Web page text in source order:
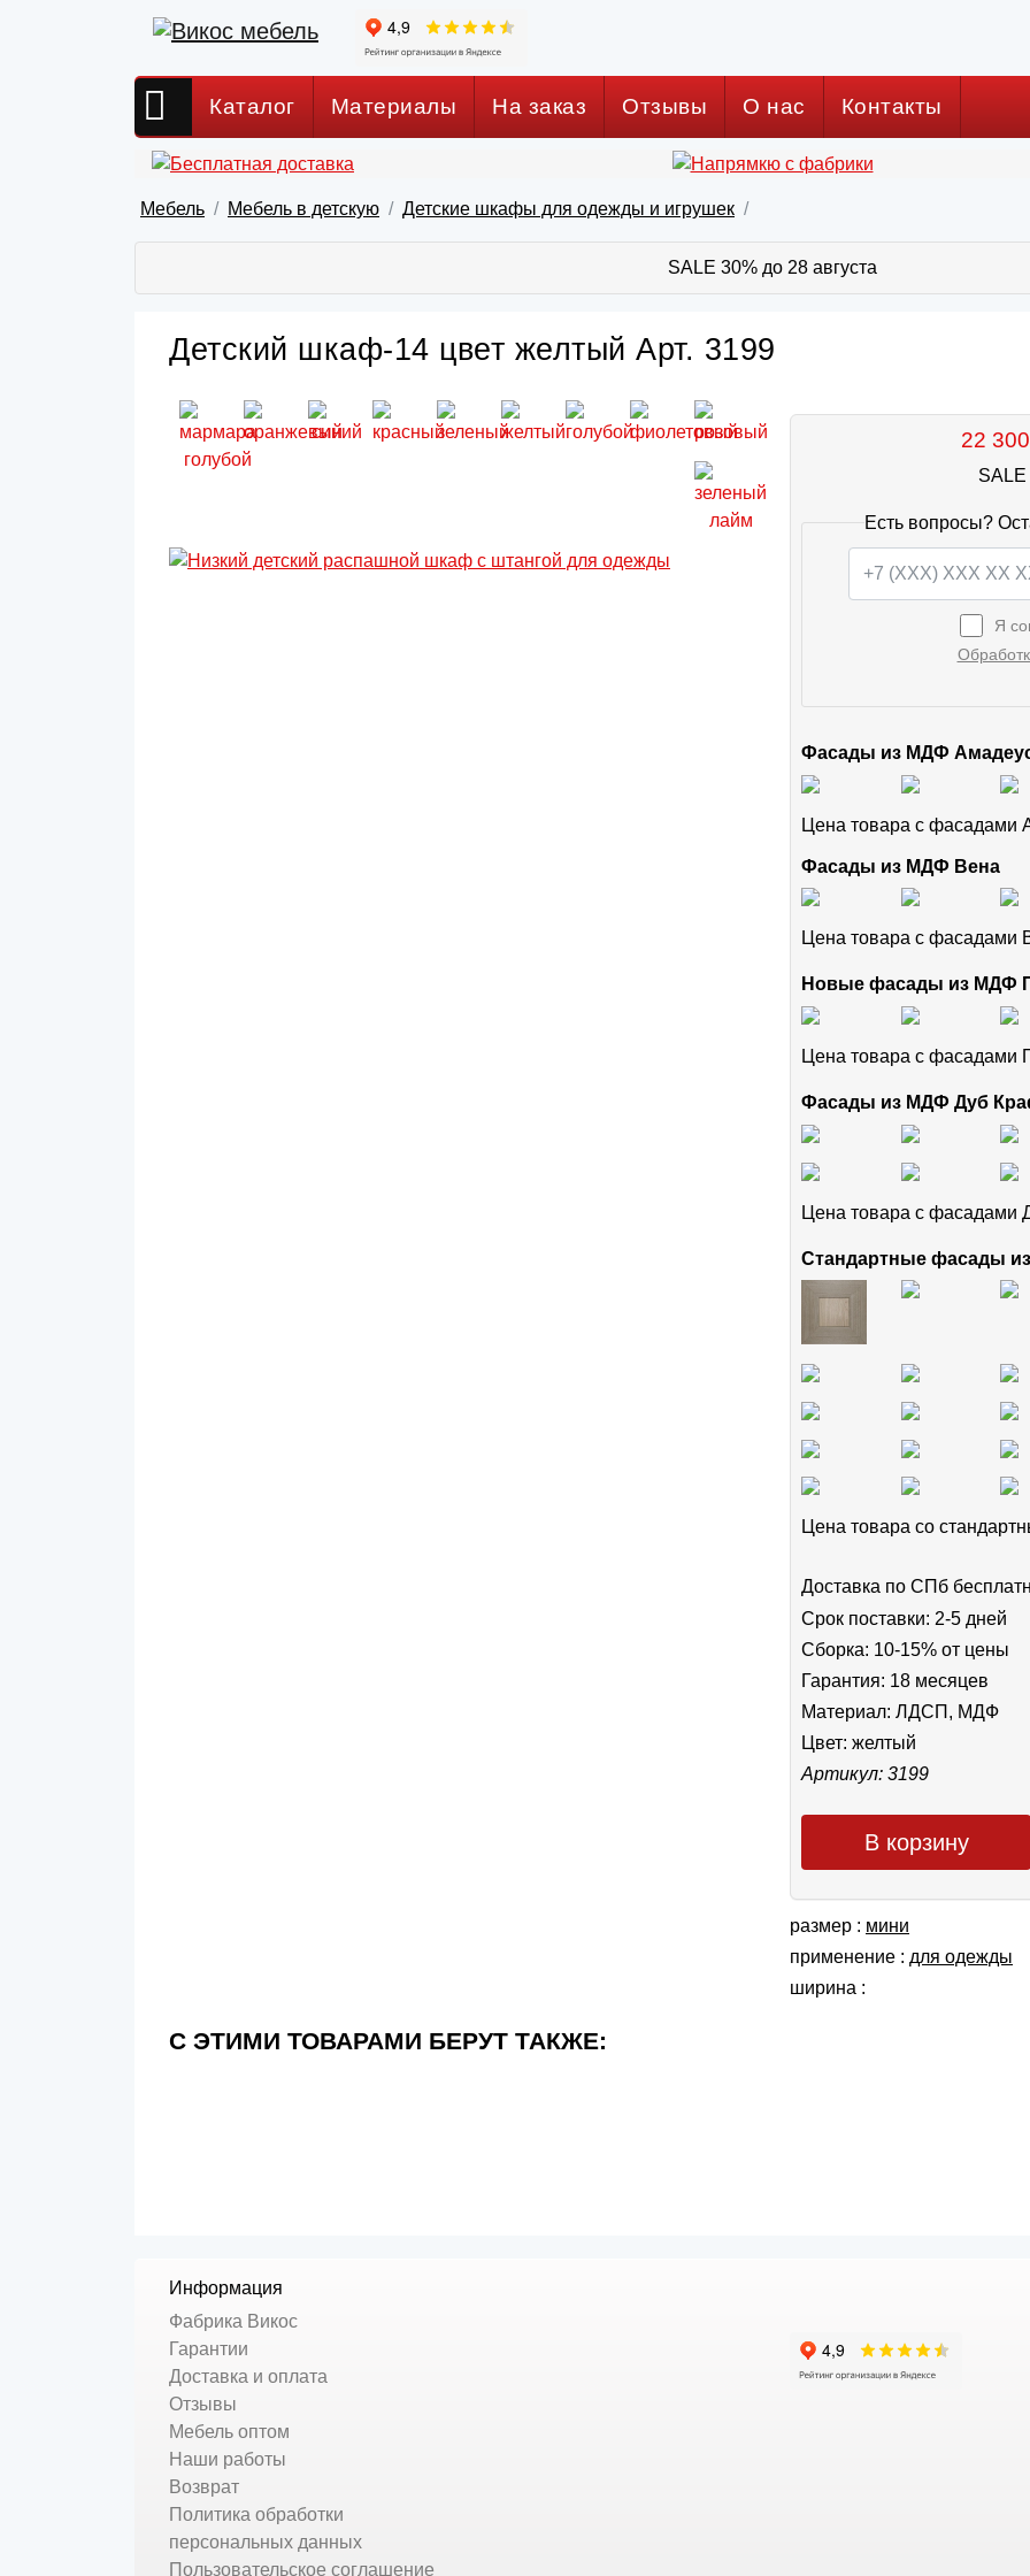
Каталог Материалы На заказ Отзывы О нас Контакты
Мебель Мебель в детскую Детские шкафы для одежды и игрушек
SALE 30% до 28 августа
Детский шкаф-14 цвет желтый Арт. 3199
22
SALE
Есть вопросы?
Я
Фасады из МДФ
Цена товара с фасадами
Фасады из МДФ Вена
Цена товара с фасадами
Новые фасады из МДФ
Цена товара с
Фасады из МДФ Дуб
Цена товара с фасадами
Стандартные фасады
Цена товара cо
Доставка по СПб
Срок поставки: 2-5 дней
Сборка: 10-15% от цены
Гарантия: 18 месяцев
Материал: ЛДСП, МДФ
Цвет: желтый
Артикул: 3199
В корзину
размер : мини
применение : для одежды
ширина :
С ЭТИМИ ТОВАРАМИ БЕРУТ ТАКЖЕ:
Информация
Фабрика Викос
Гарантии
Доставка и оплата
Отзывы
Мебель оптом
Наши работы
Возврат
Политика обработки
персональных данных
Пользовательское соглашение